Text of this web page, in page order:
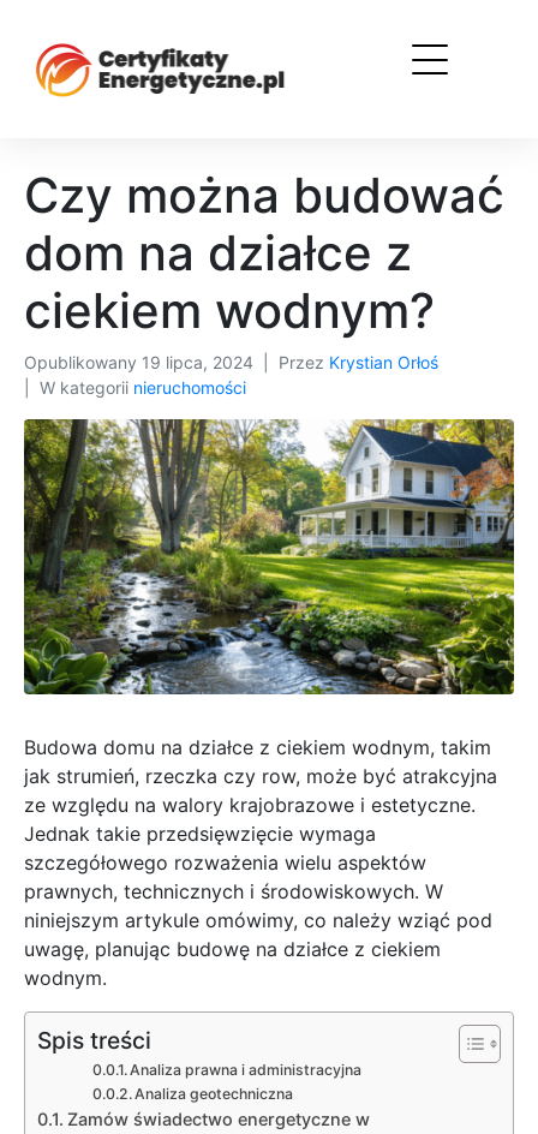
Czy można budować
dom na działce z
ciekiem wodnym?
Opublikowany 19 lipca, 2024 Przez Krystian Orłoś
W kategorii nieruchomości
Budowa domu na działce z ciekiem wodnym, takim
jak strumień, rzeczka czy row, może być atrakcyjna
ze względu na walory krajobrazowe i estetyczne.
Jednak takie przedsięwzięcie wymaga
szczegółowego rozważenia wielu aspektów
prawnych, technicznych i środowiskowych. W
niniejszym artykule omówimy, co należy wziąć pod
uwagę, planując budowę na działce z ciekiem
wodnym.
Spis treści
Analiza prawna i administracyjna
Analiza geotechniczna
Zamów świadectwo energetyczne w